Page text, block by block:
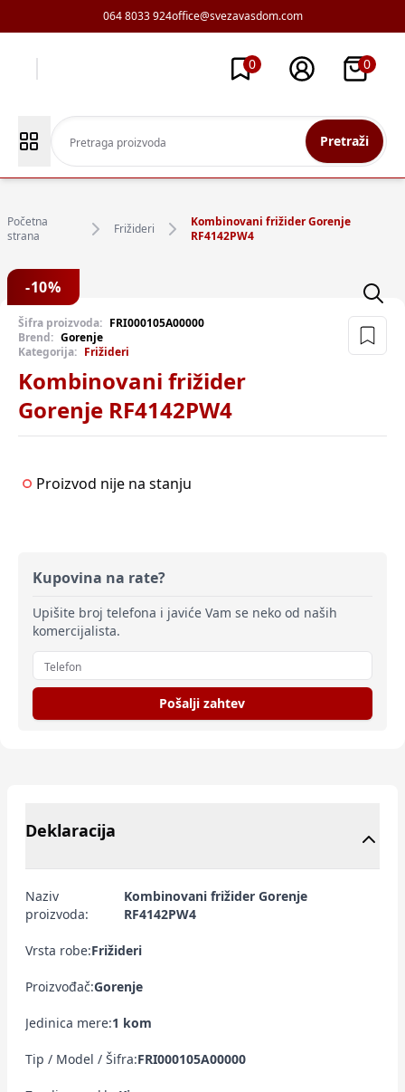
064 8033 924office@svezavasdom.com
0 0
Pretraži
Početna
strana
Frižideri
Kombinovani frižider Gorenje
RF4142PW4
-10%
Šifra proizvoda: FRI000105A00000
Brend: Gorenje
Kategorija: Frižideri
Kombinovani frižider
Gorenje RF4142PW4
Proizvod nije na stanju
Kupovina na rate?
Upišite broj telefona i javiće Vam se neko od naših
komercijalista.
Pošalji zahtev
Deklaracija
Naziv
proizvoda:
Kombinovani frižider Gorenje
RF4142PW4
Vrsta robe:Frižideri
Proizvođač:Gorenje
Jedinica mere:1 kom
Tip / Model / Šifra:FRI000105A00000